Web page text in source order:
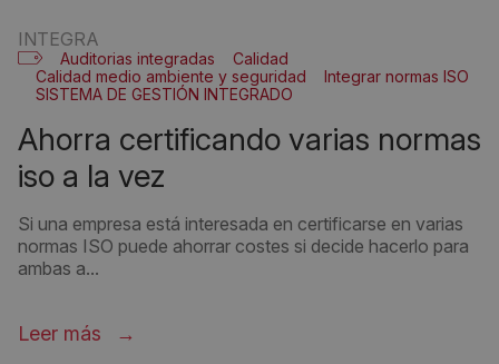
INTEGRA
Auditorias integradas
Calidad
Calidad medio ambiente y seguridad
Integrar normas ISO
SISTEMA DE GESTIÓN INTEGRADO
ahorra certificando varias normas
iso a la vez
Si una empresa está interesada en certificarse en varias
normas ISO puede ahorrar costes si decide hacerlo para
ambas a...
Leer más